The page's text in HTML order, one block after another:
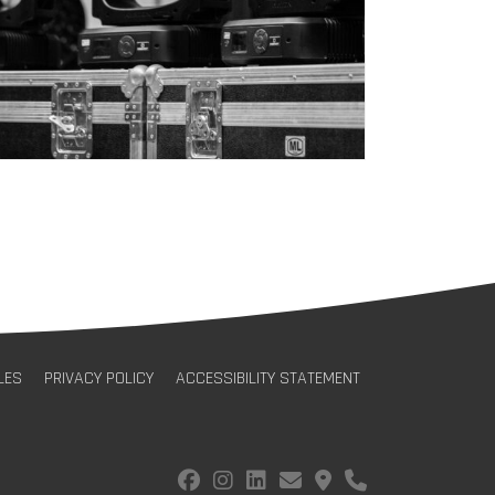
PRIVACY POLICY ACCESSIBILITY STATEMENT
fab fa-facebook
fab fa-instagram
fab fa-linkedin
fas fa-envelope
fas fa-map-marker-alt